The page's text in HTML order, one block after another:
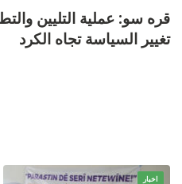
قره سو: عملية التليين
تغيير السياسة تجاه الكرد
اخبار